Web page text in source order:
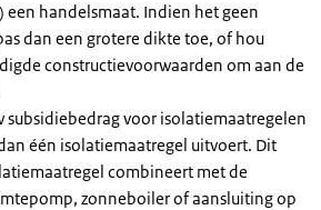
handelsmaat. Indien het geen
dan een grotere dikte toe, of hou
constructievoorwaarden om aan de
subsidiebedrag voor isolatiemaatregelen
één isolatiemaatregel uitvoert. Dit
combineert met de
zonneboiler of aansluiting op